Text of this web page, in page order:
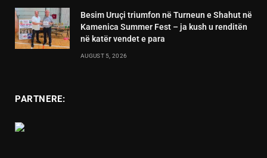
Besim Uruçi triumfon në Turneun e Shahut në
Kamenica Summer Fest – ja kush u renditën
në katër vendet e para
AUGUST 5, 2026
PARTNERE: